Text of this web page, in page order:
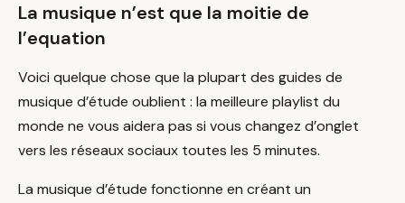
La musique n’est que la moitie de
l’equation
Voici quelque chose que la plupart des guides de
musique d’étude oublient : la meilleure playlist du
monde ne vous aidera pas si vous changez d’onglet
vers les réseaux sociaux toutes les 5 minutes.
La musique d’étude fonctionne en créant un